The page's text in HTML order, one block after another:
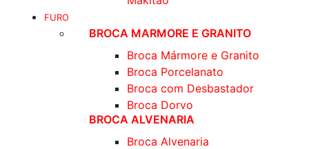
FURO
BROCA MARMORE E GRANITO
Broca Mármore e Granito
Broca Porcelanato
Broca com Desbastador
Broca Dorvo
BROCA ALVENARIA
Broca Alvenaria